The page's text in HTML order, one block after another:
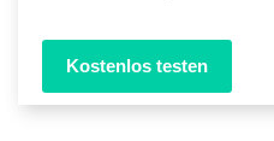
Kostenlos testen